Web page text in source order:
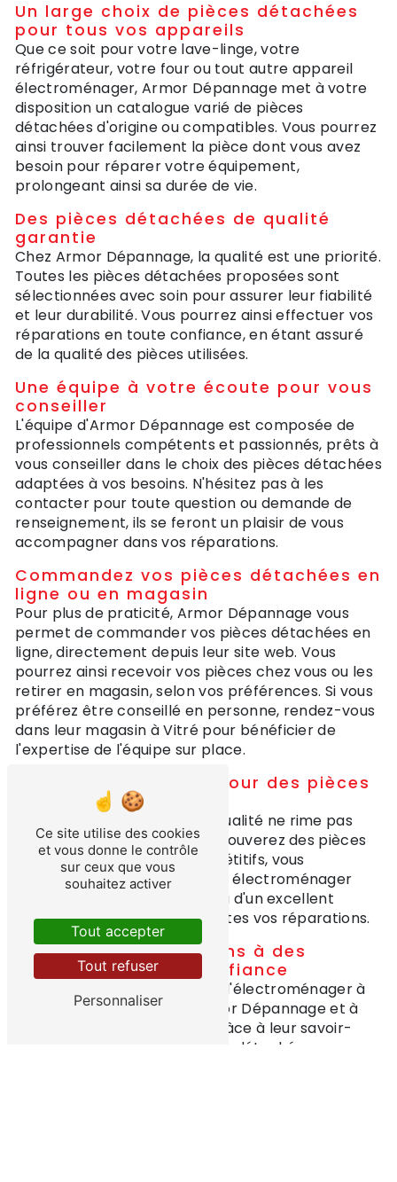
Un large choix de pièces détachées
pour tous vos appareils
Que ce soit pour votre lave-linge, votre
réfrigérateur, votre four ou tout autre appareil
électroménager, Armor Dépannage met à votre
disposition un catalogue varié de pièces
détachées d'origine ou compatibles. Vous pourrez
ainsi trouver facilement la pièce dont vous avez
besoin pour réparer votre équipement,
prolongeant ainsi sa durée de vie.
Des pièces détachées de qualité
garantie
Chez Armor Dépannage, la qualité est une priorité.
Toutes les pièces détachées proposées sont
sélectionnées avec soin pour assurer leur fiabilité
et leur durabilité. Vous pourrez ainsi effectuer vos
réparations en toute confiance, en étant assuré
de la qualité des pièces utilisées.
Une équipe à votre écoute pour vous
conseiller
L'équipe d'Armor Dépannage est composée de
professionnels compétents et passionnés, prêts à
vous conseiller dans le choix des pièces détachées
adaptées à vos besoins. N'hésitez pas à les
contacter pour toute question ou demande de
renseignement, ils se feront un plaisir de vous
accompagner dans vos réparations.
Commandez vos pièces détachées en
ligne ou en magasin
Pour plus de praticité, Armor Dépannage vous
permet de commander vos pièces détachées en
ligne, directement depuis leur site web. Vous
pourrez ainsi recevoir vos pièces chez vous ou les
retirer en magasin, selon vos préférences. Si vous
préférez être conseillé en personne, rendez-vous
dans leur magasin à Vitré pour bénéficier de
l'expertise de l'équipe sur place.
Des prix compétitifs pour des pièces
de qualité
Chez Armor Dépannage, la qualité ne rime pas
avec prix exorbitants. Vous trouverez des pièces
détachées à des tarifs compétitifs, vous
permettant de réparer votre électroménager
sans vous ruiner. Profitez ainsi d'un excellent
rapport qualité-prix pour toutes vos réparations.
Confiez vos réparations à des
professionnels de confiance
Pour toutes vos réparations d'électroménager à
Vitré, faites confiance à Armor Dépannage et à
son équipe expérimentée. Grâce à leur savoir-
faire et à la qualité des pièces détachées
Ce site utilise des cookies
et vous donne le contrôle
sur ceux que vous
souhaitez activer
Tout accepter
Tout refuser
Personnaliser